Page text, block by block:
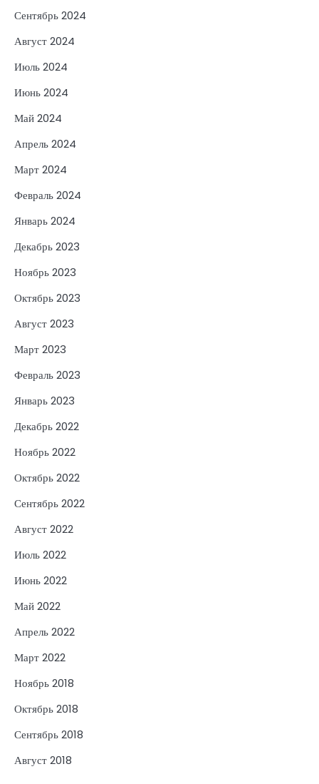
Сентябрь 2024
Август 2024
Июль 2024
Июнь 2024
Май 2024
Апрель 2024
Март 2024
Февраль 2024
Январь 2024
Декабрь 2023
Ноябрь 2023
Октябрь 2023
Август 2023
Март 2023
Февраль 2023
Январь 2023
Декабрь 2022
Ноябрь 2022
Октябрь 2022
Сентябрь 2022
Август 2022
Июль 2022
Июнь 2022
Май 2022
Апрель 2022
Март 2022
Ноябрь 2018
Октябрь 2018
Сентябрь 2018
Август 2018